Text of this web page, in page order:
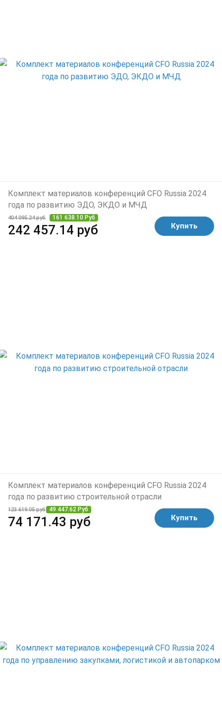
Комплект материалов конференций CFO Russia 2024
года по развитию ЭДО, ЭКДО и МЧД
404 095.24 руб 161 638.10 Руб
242 457.14 руб Купить
Комплект материалов конференций CFO Russia 2024
года по развитию строительной отрасли
123 619.05 руб 49 447.62 Руб
74 171.43 руб Купить